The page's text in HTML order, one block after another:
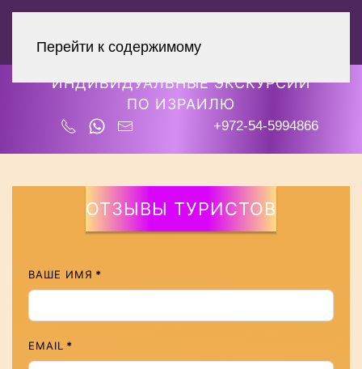
Перейти к содержимому
Константин Зарин
ИНДИВИДУАЛЬНЫЕ ЭКСКУРСИИ
ПО ИЗРАИЛЮ
+972-54-5994866
ОТЗЫВЫ ТУРИСТОВ
ВАШЕ ИМЯ *
EMAIL *